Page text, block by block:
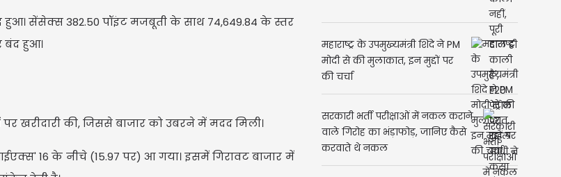
सेंसेक्स 382.50 पॉइंट मजबूती के साथ 74,649.84 के स्तर
बंद हुआ।
खरीदारी की, जिससे बाजार को उबरने में मदद मिली।
16 के नीचे (15.97 पर) आ गया। इसमें गिरावट बाजार में
महाराष्ट्र के उपमुख्यमंत्री शिंदे ने PM
मोदी से की मुलाकात, इन मुद्दों पर
की चर्चा
सरकारी भर्ती परीक्षाओं में नकल कराने
वाले गिरोह का भंड़ाफोड़, जानिए कैसे
करवाते थे नकल